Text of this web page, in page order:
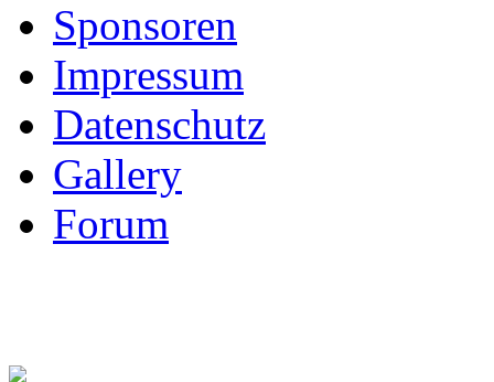
Sponsoren
Impressum
Datenschutz
Gallery
Forum